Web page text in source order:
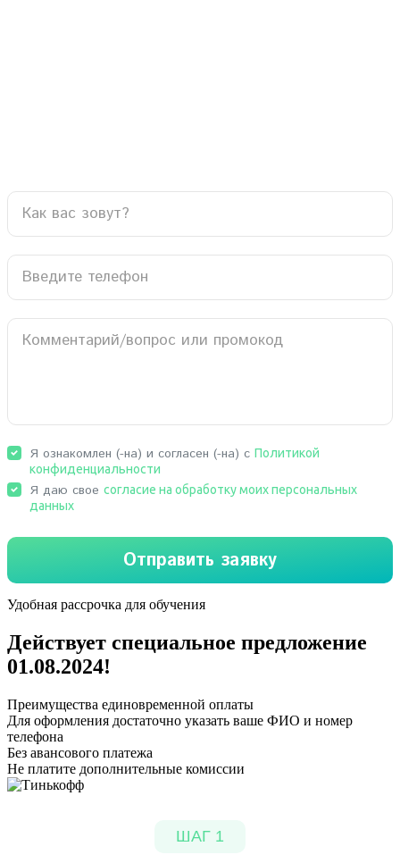
Удобная рассрочка для обучения
Действует специальное предложение
01.08.2024!
Преимущества единовременной оплаты
Для оформления достаточно указать ваше ФИО и номер
телефона
Без авансового платежа
Не платите дополнительные комиссии